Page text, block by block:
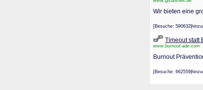
Wir bieten eine
[Besuche:
Timeout statt
www.burnout-ade.com
Burnout
[Besuche: